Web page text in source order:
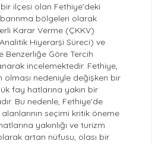
bir ilçesi olan Fethiye’deki
bölgeleri olarak
Karar Verme (ÇKKV)
Hiyerarşi Süreci) ve
Benzerliğe Göre Tercih
incelemektedir. Fethiye,
nedeniyle değişken bir
fay hatlarına yakın bir
Bu nedenle, Fethiye’de
seçimi kritik öneme
yakınlığı ve turizm
artan nüfusu, olası bir